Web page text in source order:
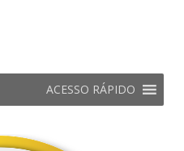
ACESSO RÁPIDO